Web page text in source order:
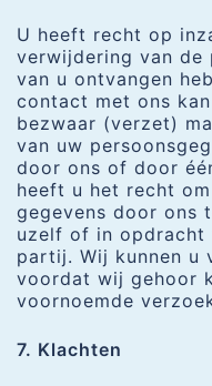
U heeft recht op
verwijdering van de
van u ontvangen
contact met ons
bezwaar (verzet)
van uw
door ons of door
heeft u het recht
gegevens door ons
uzelf of in opdracht
partij. Wij kunnen u
voordat wij gehoor
voornoemde
7. Klachten